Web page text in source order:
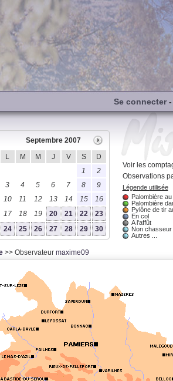
Se connecter-
Septembre 2007
L
M M J V S
D
1
2
3
4 5 6 7 8
9
10
11 12 13 14 15
16
17
18 19 20 21 22
23
24
25 26 27 28 29 30
Voir les
Observations
Légende utilisée
Palombière au
Palombière
Pylône de tir
En col
A l'affût
Non chasseur
Autres ...
>> Observateur maxime09